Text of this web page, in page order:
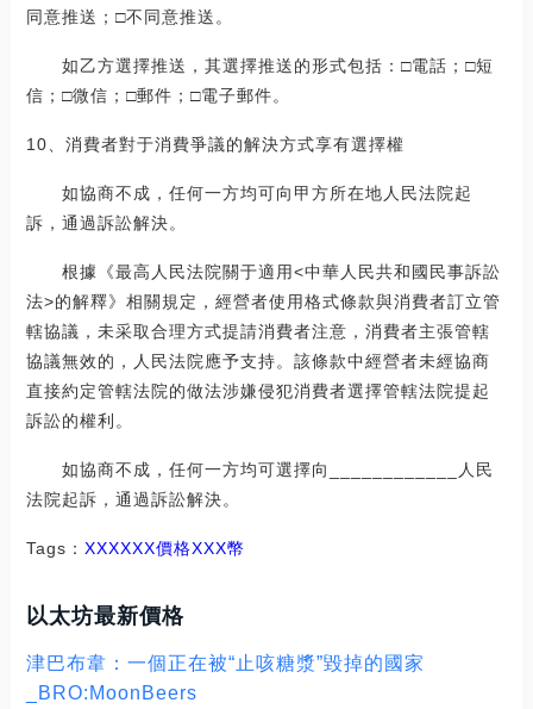
同意推送；□不同意推送。
如乙方選擇推送，其選擇推送的形式包括：□電話；□短
信；□微信；□郵件；□電子郵件。
10、消費者對于消費爭議的解決方式享有選擇權
如協商不成，任何一方均可向甲方所在地人民法院起
訴，通過訴訟解決。
根據《最高人民法院關于適用<中華人民共和國民事訴訟
法>的解釋》相關規定，經營者使用格式條款與消費者訂立管
轄協議，未采取合理方式提請消費者注意，消費者主張管轄
協議無效的，人民法院應予支持。該條款中經營者未經協商
直接約定管轄法院的做法涉嫌侵犯消費者選擇管轄法院提起
訴訟的權利。
如協商不成，任何一方均可選擇向____________人民
法院起訴，通過訴訟解決。
Tags： XXXXXX價格XXX幣
以太坊最新價格
津巴布韋：一個正在被“止咳糖漿”毀掉的國家
_BRO:MoonBeers